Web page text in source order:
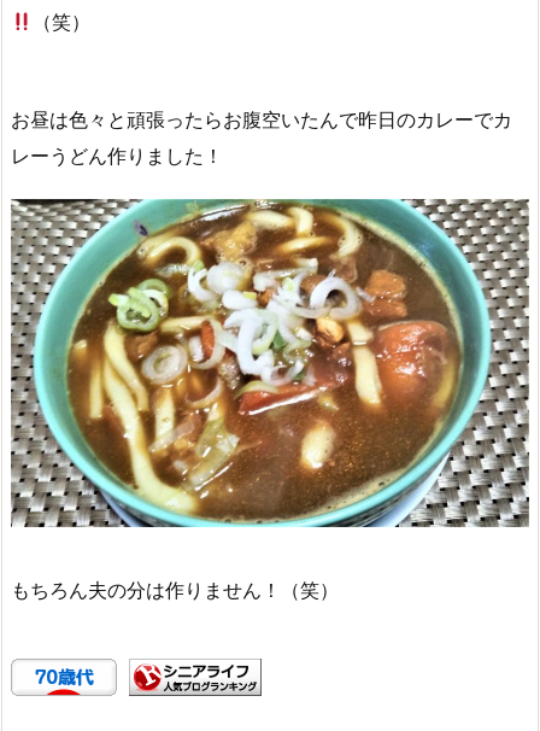
（笑）
お昼は色々と頑張ったらお腹空いたんで昨日のカレーでカ
レーうどん作りました！
もちろん夫の分は作りません！（笑）